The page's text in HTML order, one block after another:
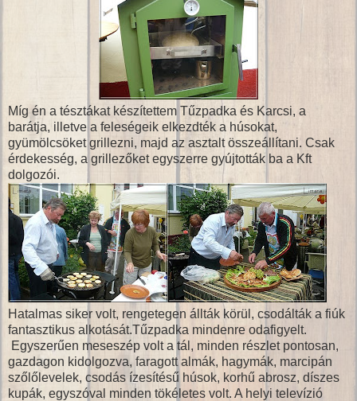
Míg én a tésztákat készítettem Tűzpadka és Karcsi, a
barátja, illetve a feleségeik elkezdték a húsokat,
gyümölcsöket grillezni, majd az asztalt összeállítani. Csak
érdekesség, a grillezőket egyszerre gyújtották ba a Kft
dolgozói.
Hatalmas siker volt, rengetegen állták körül, csodálták a fiúk
fantasztikus alkotását.Tűzpadka mindenre odafigyelt.
Egyszerűen meseszép volt a tál, minden részlet pontosan,
gazdagon kidolgozva, faragott almák, hagymák, marcipán
szőlőlevelek, csodás ízesítésű húsok, korhű abrosz, díszes
kupák, egyszóval minden tökéletes volt. A helyi televízió